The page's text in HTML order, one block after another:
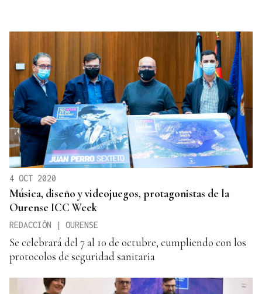
4 OCT 2020
Música, diseño y videojuegos, protagonistas de la
Ourense ICC Week
REDACCIÓN | OURENSE
Se celebrará del 7 al 10 de octubre, cumpliendo con los
protocolos de seguridad sanitaria